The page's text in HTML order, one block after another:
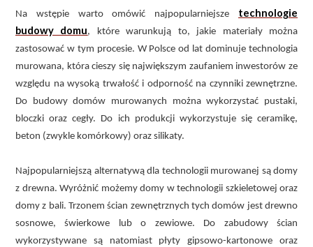
Na wstępie warto omówić najpopularniejsze technologie
budowy domu, które warunkują to, jakie materiały można
zastosować w tym procesie. W Polsce od lat dominuje technologia
murowana, która cieszy się największym zaufaniem inwestorów ze
względu na wysoką trwałość i odporność na czynniki zewnętrzne.
Do budowy domów murowanych można wykorzystać pustaki,
bloczki oraz cegły. Do ich produkcji wykorzystuje się ceramikę,
beton (zwykle komórkowy) oraz silikaty.
Najpopularniejszą alternatywą dla technologii murowanej są domy
z drewna. Wyróżnić możemy domy w technologii szkieletowej oraz
domy z bali. Trzonem ścian zewnętrznych tych domów jest drewno
sosnowe, świerkowe lub o zewiowe. Do zabudowy ścian
wykorzystywane są natomiast płyty gipsowo-kartonowe oraz